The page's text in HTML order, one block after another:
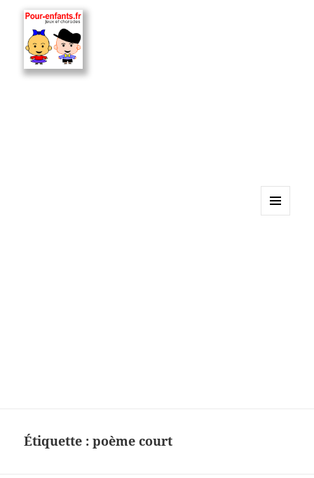
devinettes, pour enfants.
Étiquette :poème court